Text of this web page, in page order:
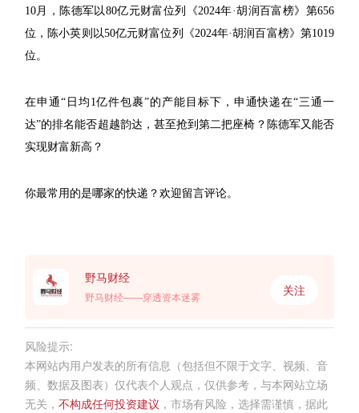
10月，陈德军以80亿元财富位列《2024年·胡润百富榜》第656
位，陈小英则以50亿元财富位列《2024年·胡润百富榜》第1019
位。
在申通“日均1亿件包裹”的产能目标下，申通快递在“三通一
达”的排名能否超越韵达，甚至抢到第二把座椅？陈德军又能否
实现财富新高？
你最常用的是哪家的快递？欢迎留言评论。
野马财经
野马财经——穿透资本迷雾 关注
风险提示:
本网站内用户发表的所有信息（包括但不限于文字、视频、音
频、数据及图表）仅代表个人观点，仅供参考，与本网站立场
无关， 不构成任何投资建议 ，市场有风险，选择需谨慎，据此